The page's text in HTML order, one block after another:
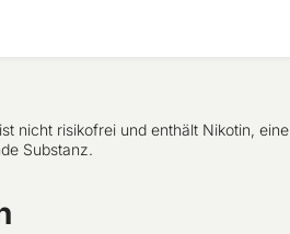
nicht risikofrei und enthält Nikotin, eine
Substanz.